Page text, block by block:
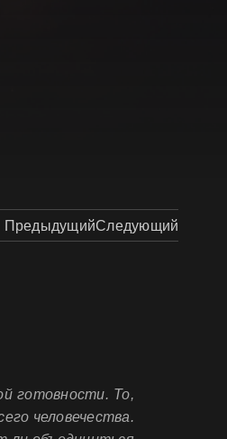
ПредыдущийСледующий
готовности. То,
человечества.